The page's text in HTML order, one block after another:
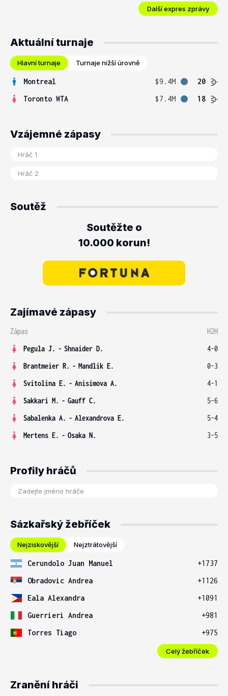
Další expres zprávy
Aktuální turnaje
Hlavní turnaje Turnaje nižší úrovně
Montreal $9.4M
20
Toronto WTA
$7.4M 18
Vzájemné zápasy
Soutěž
Soutěžte o
10.000 korun!
Zajímavé zápasy
Zápas
H2H
Pegula J. - Shnaider D.
4-0
Brantmeier R. - Mandlik E.
0-3
Svitolina E. - Anisimova A.
4-1
Sakkari M. - Gauff C.
5-6
Sabalenka A. - Alexandrova E.
5-4
Mertens E. - Osaka N. 3-5
Profily hráčů
Sázkařský žebříček
Nejziskovější Nejztrátovější
Cerundolo Juan Manuel
+1737
Obradovic Andrea
+1126
Eala Alexandra
+1091
Guerrieri Andrea
+981
Torres Tiago
+975
Celý žebříček
Zranění hráči